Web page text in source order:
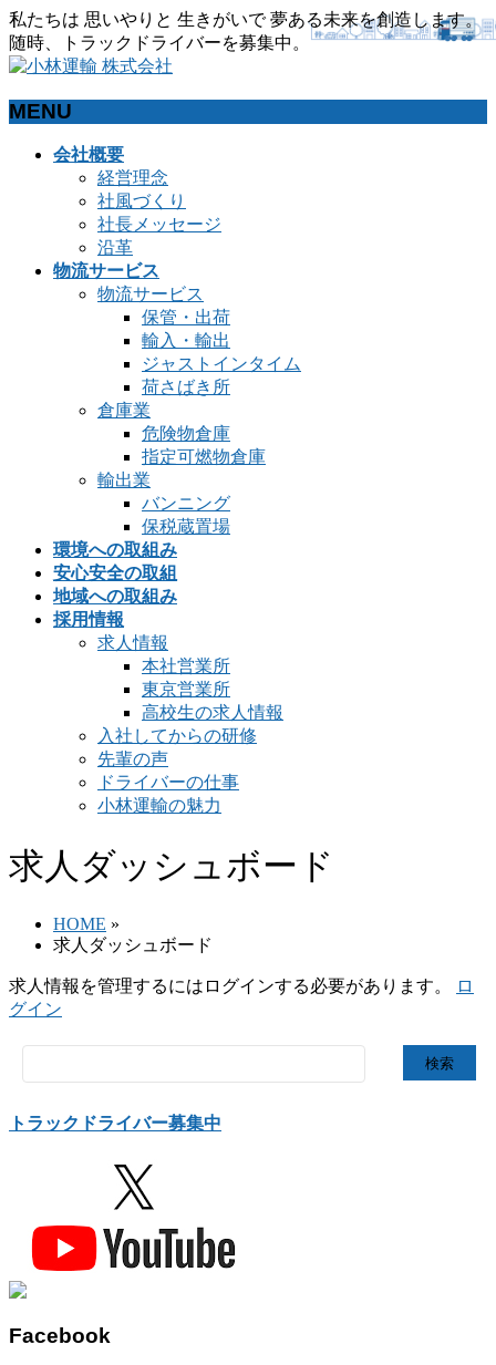
私たちは 思いやりと 生きがいで 夢ある未来を創造します。
随時、トラックドライバーを募集中。
MENU
会社概要
経営理念
社風づくり
社長メッセージ
沿革
物流サービス
物流サービス
保管・出荷
輸入・輸出
ジャストインタイム
荷さばき所
倉庫業
危険物倉庫
指定可燃物倉庫
輸出業
バンニング
保税蔵置場
環境への取組み
安心安全の取組
地域への取組み
採用情報
求人情報
本社営業所
東京営業所
高校生の求人情報
入社してからの研修
先輩の声
ドライバーの仕事
小林運輸の魅力
求人ダッシュボード
HOME »
求人ダッシュボード
求人情報を管理するにはログインする必要があります。
ロ
グイン
索:
トラックドライバー募集中
Facebook